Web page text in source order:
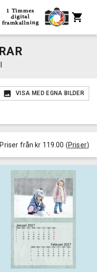
VISA MED EGNA BILDER
Priser från kr 119.00 (Priser)